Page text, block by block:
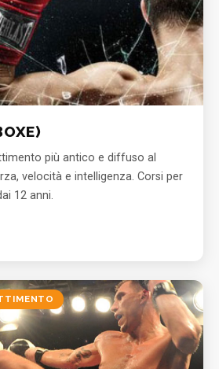
più antico e diffuso al
velocità e intelligenza. Corsi per
12 anni.